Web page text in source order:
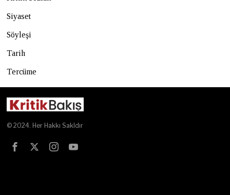
Siyaset
Söyleşi
Tarih
Tercüme
© 2024. Her Hakkı Sakldır